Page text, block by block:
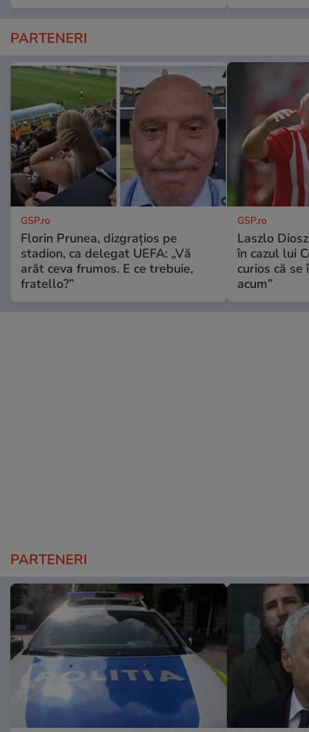
PARTENERI
GSP.ro
Florin Prunea, dizgrațios pe
stadion, ca delegat UEFA: „Vă
arăt ceva frumos. E ce trebuie,
fratello?”
GSP.ro
Laszlo
în cazul lui
curios că
acum”
PARTENERI